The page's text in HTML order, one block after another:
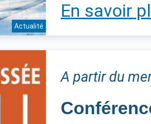
Actualité
En savoir
A partir du